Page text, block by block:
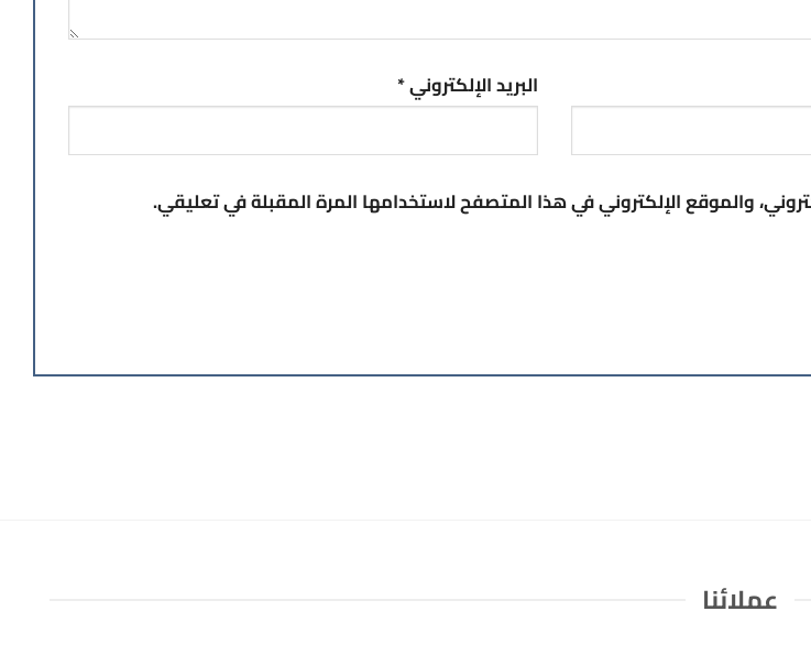
البريد الإلكتروني*
والموقع الإلكتروني في هذا المتصفح لاستخدامها المرة المقبلة في تعليقي.
عملائنا